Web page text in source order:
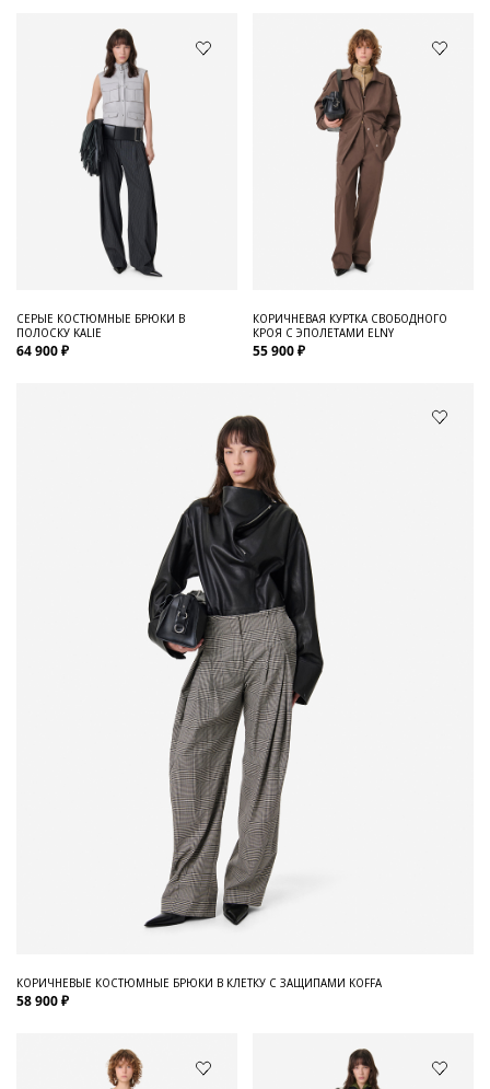
СЕРЫЕ КОСТЮМНЫЕ БРЮКИ В
ПОЛОСКУ KALIE
64 900 ₽
КОРИЧНЕВАЯ КУРТКА СВОБОДНОГО
КРОЯ С ЭПОЛЕТАМИ ELNY
55 900 ₽
КОРИЧНЕВЫЕ КОСТЮМНЫЕ БРЮКИ В КЛЕТКУ С ЗАЩИПАМИ KOFFA
58 900 ₽